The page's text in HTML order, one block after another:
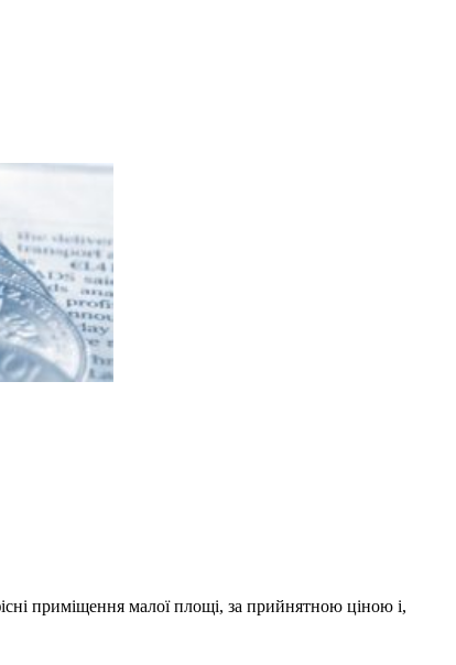
приміщення малої площі, за прийнятною ціною і,